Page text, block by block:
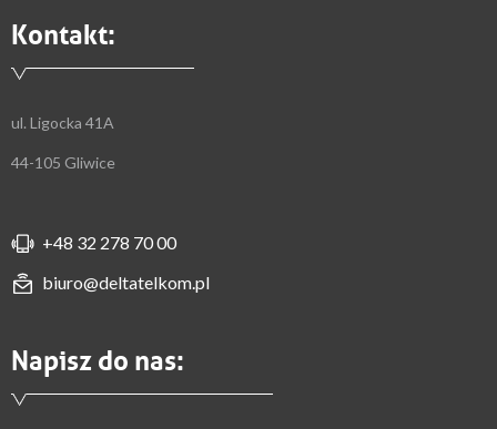
Kontakt:
ul. Ligocka 41A
44-105 Gliwice
+48 32 278 70 00
biuro@deltatelkom.pl
Napisz do nas: